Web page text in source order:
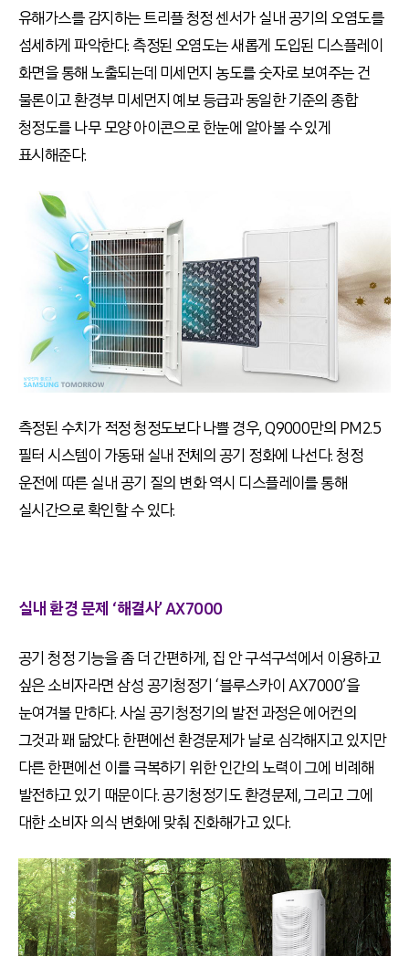
유해가스를 감지하는 트리플 청정 센서가 실내 공기의 오염도를
섬세하게 파악한다. 측정된 오염도는 새롭게 도입된 디스플레이
화면을 통해 노출되는데 미세먼지 농도를 숫자로 보여주는 건
물론이고 환경부 미세먼지 예보 등급과 동일한 기준의 종합
청정도를 나무 모양 아이콘으로 한눈에 알아볼 수 있게
표시해준다.
측정된 수치가 적정 청정도보다 나쁠 경우, Q9000만의 PM2.5
필터 시스템이 가동돼 실내 전체의 공기 정화에 나선다. 청정
운전에 따른 실내 공기 질의 변화 역시 디스플레이를 통해
실시간으로 확인할 수 있다.
실내 환경 문제 ‘해결사’ AX7000
공기 청정 기능을 좀 더 간편하게, 집 안 구석구석에서 이용하고
싶은 소비자라면 삼성 공기청정기 ‘블루스카이 AX7000’을
눈여겨볼 만하다. 사실 공기청정기의 발전 과정은 에어컨의
그것과 꽤 닮았다. 한편에선 환경문제가 날로 심각해지고 있지만
다른 한편에선 이를 극복하기 위한 인간의 노력이 그에 비례해
발전하고 있기 때문이다. 공기청정기도 환경문제, 그리고 그에
대한 소비자 의식 변화에 맞춰 진화해가고 있다.